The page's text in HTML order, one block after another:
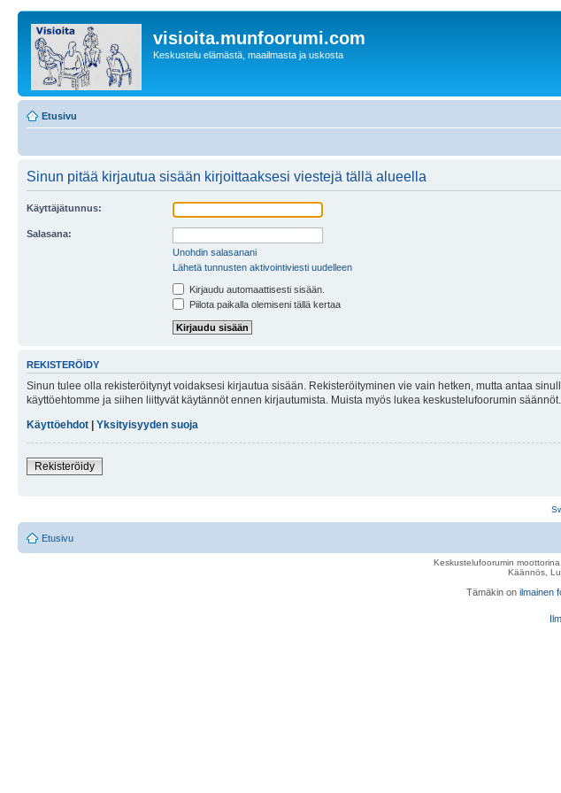
visioita.munfoorumi.com
Keskustelu elämästä, maailmasta ja uskosta
Etusivu
Sinun pitää kirjautua sisään kirjoittaaksesi viestejä tällä alueella
Käyttäjätunnus:
Salasana:
Unohdin salasanani
Lähetä tunnusten aktivointiviesti uudelleen
Kirjaudu automaattisesti sisään.
Piilota paikalla olemiseni tällä kertaa
REKISTERÖIDY
Sinun tulee olla rekisteröitynyt voidaksesi kirjautua sisään. Rekisteröityminen vie vain hetken, mutta antaa
käyttöehtomme ja siihen liittyvät käytännöt ennen kirjautumista. Muista myös lukea keskustelufoorumin säännöt.
Käyttöehdot | Yksityisyyden suoja
Rekisteröidy
Etusivu
Keskustelufoorumin moottorina
Käännös,
Tämäkin on ilmainen